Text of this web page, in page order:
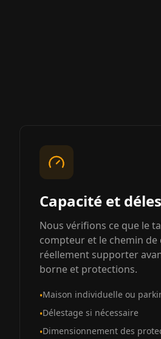
Capacité et
Nous vérifions ce que le
compteur et le chemin de
réellement supporter
borne et protections.
•Maison individuelle ou
•Délestage si nécessaire
•Dimensionnement des